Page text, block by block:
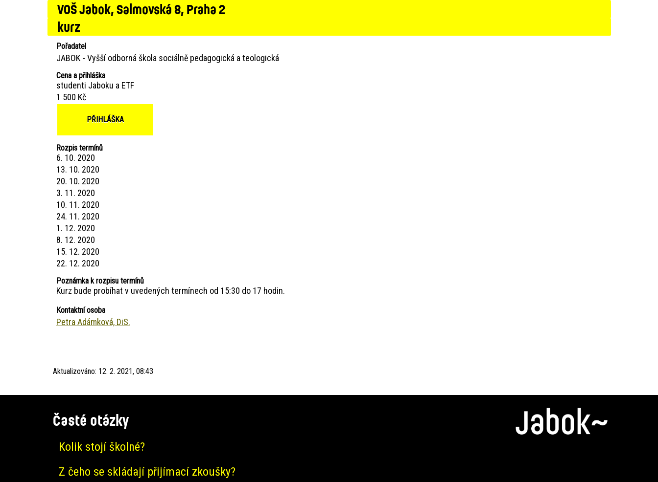
VOŠ Jabok, Salmovská 8, Praha 2
kurz
Pořadatel
JABOK - Vyšší odborná škola sociálně pedagogická a teologická
Cena a přihláška
studenti Jaboku a ETF
1 500 Kč
PŘIHLÁŠKA
Rozpis termínů
6. 10. 2020
13. 10. 2020
20. 10. 2020
3. 11. 2020
10. 11. 2020
24. 11. 2020
1. 12. 2020
8. 12. 2020
15. 12. 2020
22. 12. 2020
Poznámka k rozpisu termínů
Kurz bude probíhat v uvedených termínech od 15:30 do 17 hodin.
Kontaktní osoba
Petra Adámková, DiS.
Aktualizováno: 12. 2. 2021, 08:43
Časté otázky
Kolik stojí školné?
Z čeho se skládají přijímací zkoušky?